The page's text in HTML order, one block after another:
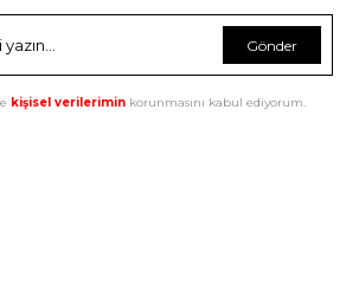
Gönder
kişisel verilerimin korunmasını kabul ediyorum.